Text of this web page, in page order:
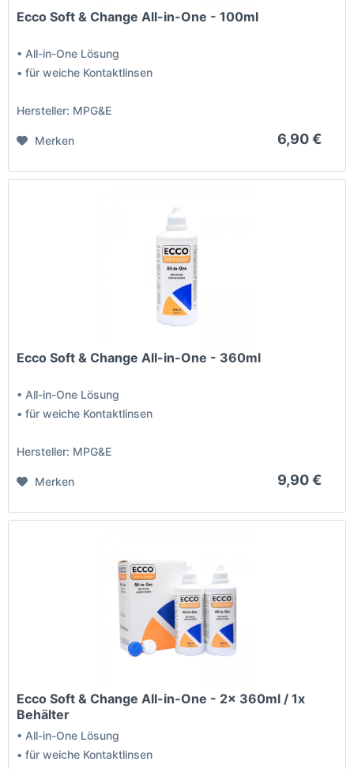
Ecco Soft & Change All-in-One - 100ml
• All-in-One Lösung
• für weiche Kontaktlinsen
Hersteller: MPG&E
6,90 €
Merken
Ecco Soft & Change All-in-One - 360ml
• All-in-One Lösung
• für weiche Kontaktlinsen
Hersteller: MPG&E
9,90 €
Merken
Ecco Soft & Change All-in-One - 2x 360ml / 1x
Behälter
• All-in-One Lösung
• für weiche Kontaktlinsen